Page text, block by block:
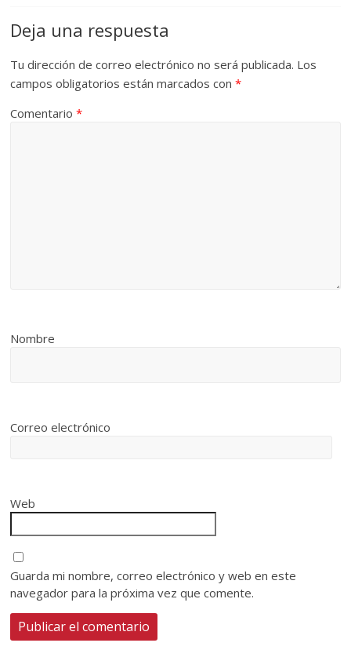
Deja una respuesta
Tu dirección de correo electrónico no será publicada. Los
campos obligatorios están marcados con*
Comentario*
Nombre
Correo electrónico
Web
Guarda mi nombre, correo electrónico y web en este
navegador para la próxima vez que comente.